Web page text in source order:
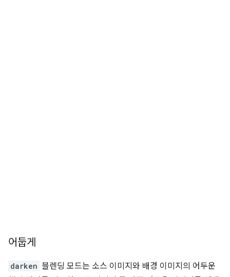
어둡게
darken 블렌딩 모드는 소스 이미지와 배경 이미지의 어두운